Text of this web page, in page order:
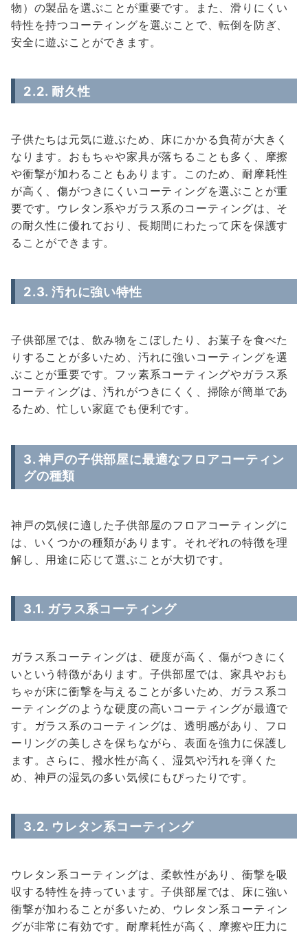
物）の製品を選ぶことが重要です。また、滑りにくい
特性を持つコーティングを選ぶことで、転倒を防ぎ、
安全に遊ぶことができます。
2.2. 耐久性
子供たちは元気に遊ぶため、床にかかる負荷が大きく
なります。おもちゃや家具が落ちることも多く、摩擦
や衝撃が加わることもあります。このため、耐摩耗性
が高く、傷がつきにくいコーティングを選ぶことが重
要です。ウレタン系やガラス系のコーティングは、そ
の耐久性に優れており、長期間にわたって床を保護す
ることができます。
2.3. 汚れに強い特性
子供部屋では、飲み物をこぼしたり、お菓子を食べた
りすることが多いため、汚れに強いコーティングを選
ぶことが重要です。フッ素系コーティングやガラス系
コーティングは、汚れがつきにくく、掃除が簡単であ
るため、忙しい家庭でも便利です。
3. 神戸の子供部屋に最適なフロアコーティン
グの種類
神戸の気候に適した子供部屋のフロアコーティングに
は、いくつかの種類があります。それぞれの特徴を理
解し、用途に応じて選ぶことが大切です。
3.1. ガラス系コーティング
ガラス系コーティングは、硬度が高く、傷がつきにく
いという特徴があります。子供部屋では、家具やおも
ちゃが床に衝撃を与えることが多いため、ガラス系コ
ーティングのような硬度の高いコーティングが最適で
す。ガラス系のコーティングは、透明感があり、フロ
ーリングの美しさを保ちながら、表面を強力に保護し
ます。さらに、撥水性が高く、湿気や汚れを弾くた
め、神戸の湿気の多い気候にもぴったりです。
3.2. ウレタン系コーティング
ウレタン系コーティングは、柔軟性があり、衝撃を吸
収する特性を持っています。子供部屋では、床に強い
衝撃が加わることが多いため、ウレタン系コーティン
グが非常に有効です。耐摩耗性が高く、摩擦や圧力に